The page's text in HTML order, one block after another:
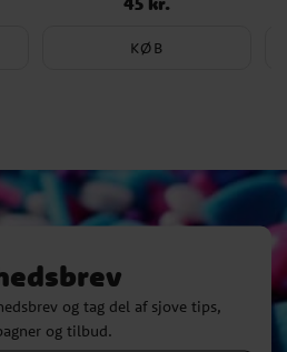
KØB
og tag del af sjove tips,
og tilbud.